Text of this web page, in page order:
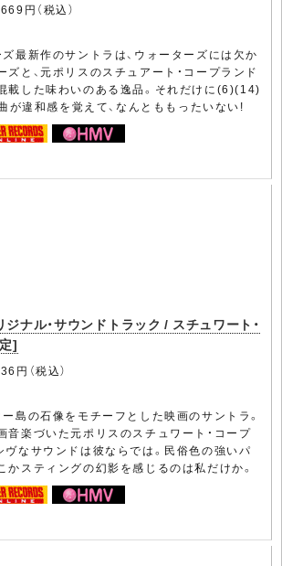
円（税込）
ズ最新作のサントラは、ウォーターズには欠か
と、元ポリスのスチュアート・コープランド
載した味わいのある逸品。それだけに(6)(14)
が違和感を覚えて、なんとももったいない!
ジナル・サウンドトラック / スチュワート・
]
（税込）
島の石像をモチーフとした映画のサントラ。
音楽づいた元ポリスのスチュワート・コープ
ヴなサウンドは彼ならでは。民俗色の強いパ
かスティングの幻影を感じるのは私だけか。